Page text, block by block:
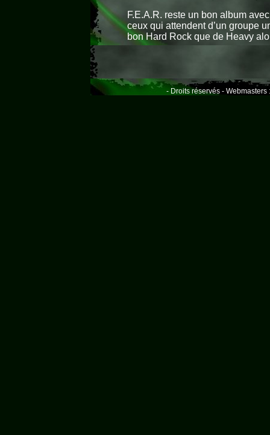
F.E.A.R. reste un bon album
ceux qui attendent d’un groupe
bon Hard Rock que de Heavy
- Droits réservés - Webmasters